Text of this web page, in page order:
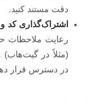
دقت مستند کنید.
اشتراک‌گذاری کد و
رعایت ملاحظات
(مثلاً در گیت‌هاب)
در دسترس قرار